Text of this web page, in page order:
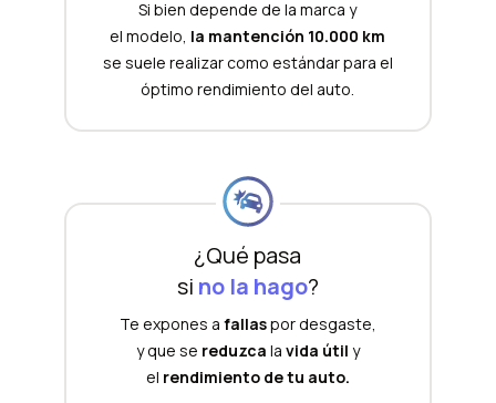
Si bien depende de la marca y
el modelo, la mantención 10.000 km
se suele realizar como estándar para el
óptimo rendimiento del auto.
¿Qué pasa
si no la hago?
Te expones a fallaspor desgaste,
y que se reduzca la vida útil y
el rendimiento de tu auto.